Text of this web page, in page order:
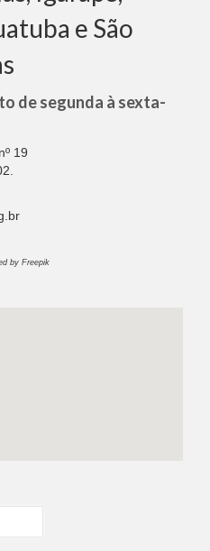
e São
de segunda à sexta-
19
by Freepik